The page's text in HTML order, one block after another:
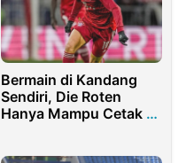
Bermain di Kandang
Sendiri, Die Roten
Hanya Mampu Cetak 1